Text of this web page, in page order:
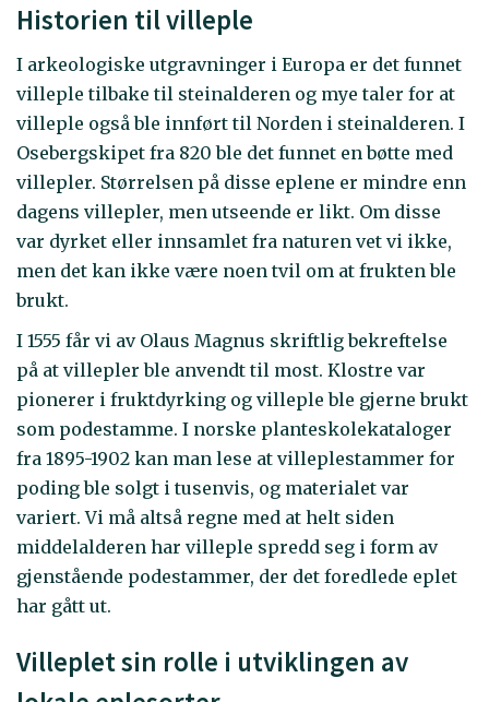
Historien til villeple
I arkeologiske utgravninger i Europa er det funnet
villeple tilbake til steinalderen og mye taler for at
villeple også ble innført til Norden i steinalderen. I
Osebergskipet fra 820 ble det funnet en bøtte med
villepler. Størrelsen på disse eplene er mindre enn
dagens villepler, men utseende er likt. Om disse
var dyrket eller innsamlet fra naturen vet vi ikke,
men det kan ikke være noen tvil om at frukten ble
brukt.
I 1555 får vi av Olaus Magnus skriftlig bekreftelse
på at villepler ble anvendt til most. Klostre var
pionerer i fruktdyrking og villeple ble gjerne brukt
som podestamme. I norske planteskolekataloger
fra 1895-1902 kan man lese at villeplestammer for
poding ble solgt i tusenvis, og materialet var
variert. Vi må altså regne med at helt siden
middelalderen har villeple spredd seg i form av
gjenstående podestammer, der det foredlede eplet
har gått ut.
Villeplet sin rolle i utviklingen av